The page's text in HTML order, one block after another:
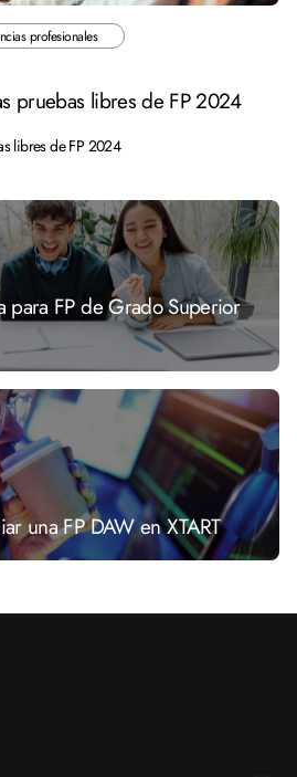
profesionales
pruebas libres de FP 2024
libres de FP 2024
para FP de Grado Superior
una FP DAW en XTART